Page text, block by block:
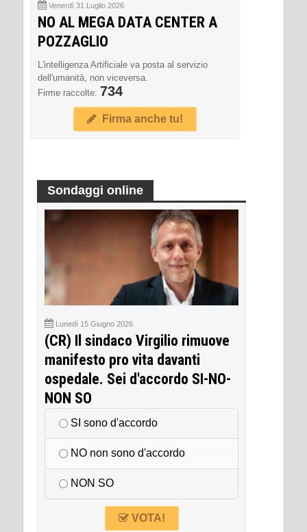
Venerdì 31 Luglio 2026
NO AL MEGA DATA CENTER A
POZZAGLIO
L'intelligenza Artificiale va posta al servizio
dell'umanità, non viceversa.
Firme raccolte: 734
Firma anche tu!
Sondaggi online
Lunedì 15 Giugno 2026
(CR) Il sindaco Virgilio rimuove
manifesto pro vita davanti
ospedale. Sei d'accordo SI-NO-
NON SO
SI sono d'accordo
NO non sono d'accordo
NON SO
VOTA!